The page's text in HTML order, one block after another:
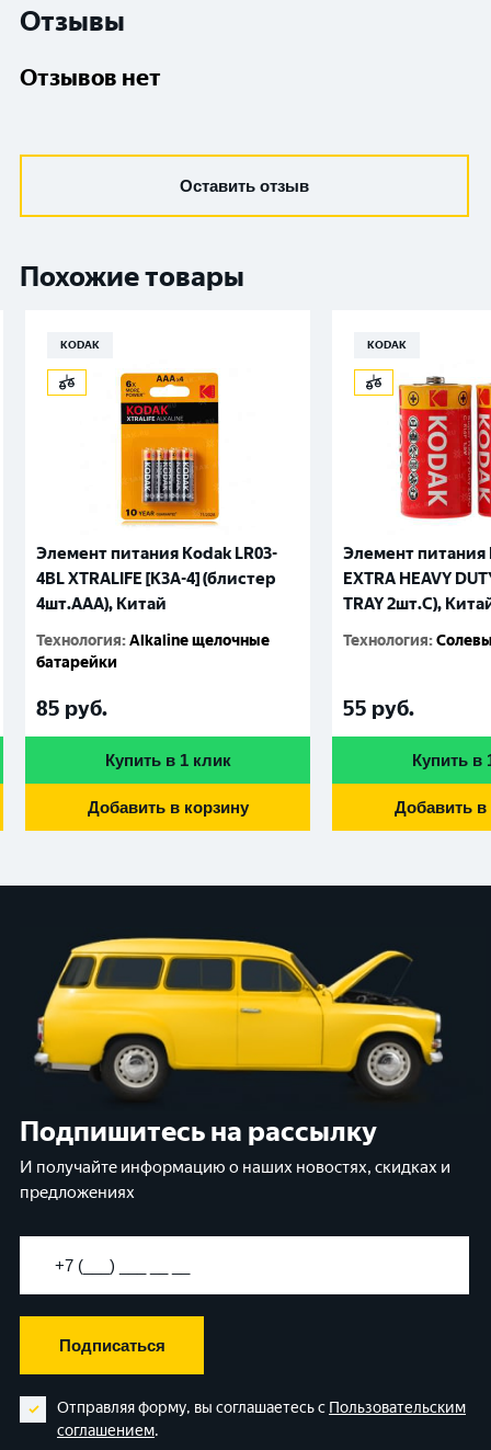
Отзывы
Отзывов нет
Оставить отзыв
Похожие товары
KODAK
Элемент питания Kodak LR03-
4BL XTRALIFE [K3A-4] (блистер
4шт.AАА), Китай
Технология:Alkaline щелочные
батарейки
85 руб.
Купить в 1 клик
Добавить в корзину
KODAK
Элемент питания
EXTRA HEAVY
TRAY 2шт.C),
Технология:
55 руб.
Купить в
Добавить в
Подпишитесь на рассылку
И получайте информацию о наших новостях, скидках и
предложениях
Подписаться
Отправляя форму, вы соглашаетесь с Пользовательским
соглашением.